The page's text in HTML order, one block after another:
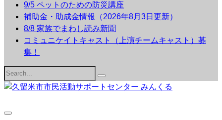
9/5 ペットのための防災講座
補助金・助成金情報（2026年8月3日更新）
8/8 家族でまわし読み新聞
コミュニケイトキャスト（上演チームキャスト）募
集！
Search
for: